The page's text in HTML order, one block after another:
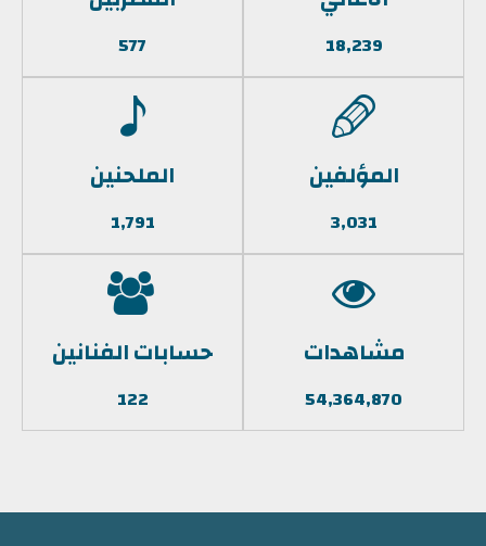
18,239
577
المؤلفين
3,031
الملحنين
1,791
مشاهدات
54,364,870
حسابات الفنانين
122